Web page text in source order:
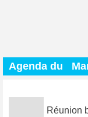
Agenda du
Réunion